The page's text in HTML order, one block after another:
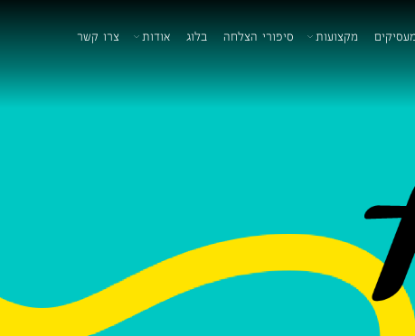
מקצועות סיפורי הצלחה בלוג אודות צרו קשר